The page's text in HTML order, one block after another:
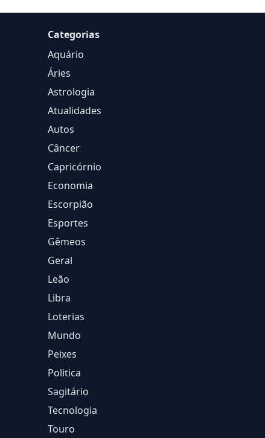
Categorias
Aquário
Áries
Astrologia
Atualidades
Autos
Câncer
Capricórnio
Economia
Escorpião
Esportes
Gêmeos
Geral
Leão
Libra
Loterias
Mundo
Peixes
Politica
Sagitário
Tecnologia
Touro